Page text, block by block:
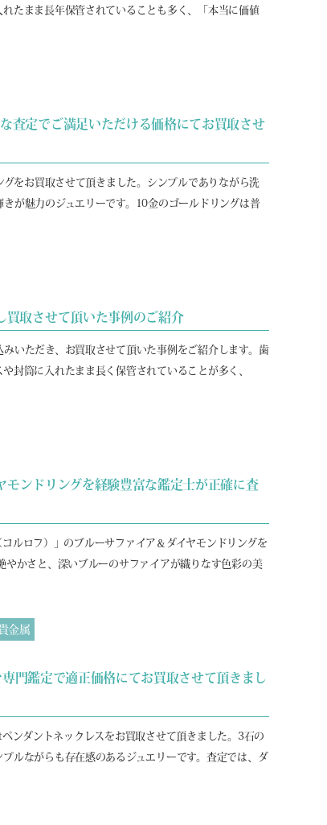
たまま長年保管されていることも多く、「本当に価値
査定でご満足いただける価格にてお買取させ
をお買取させて頂きました。シンプルでありながら洗
が魅力のジュエリーです。10金のゴールドリングは普
買取させて頂いた事例のご紹介
いただき、お買取させて頂いた事例をご紹介します。歯
封筒に入れたまま長く保管されていることが多く、
ンドリングを経験豊富な鑑定士が正確に査
ルロフ）」のブルーサファイア＆ダイヤモンドリングを
かさと、深いブルーのサファイアが織りなす色彩の美
金属
門鑑定で適正価格にてお買取させて頂きまし
ンダントネックレスをお買取させて頂きました。3石の
ルながらも存在感のあるジュエリーです。査定では、ダ